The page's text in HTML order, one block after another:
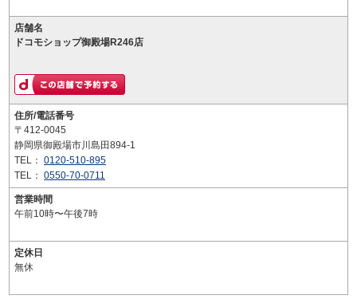
店舗名
ドコモショップ御殿場R246店
住所/電話番号
〒412-0045
静岡県御殿場市川島田894-1
TEL： 0120-510-895
TEL： 0550-70-0711
営業時間
午前10時〜午後7時
定休日
無休